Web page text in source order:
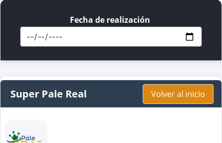
Fecha de realización
Super Pale Real Volver al inicio